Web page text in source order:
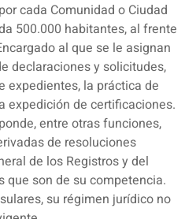
cada Comunidad o Ciudad
500.000 habitantes, al frente
al que se le asignan
declaraciones y solicitudes,
expedientes, la práctica de
expedición de certificaciones.
entre otras funciones,
de resoluciones
de los Registros y del
que son de su competencia.
su régimen jurídico no